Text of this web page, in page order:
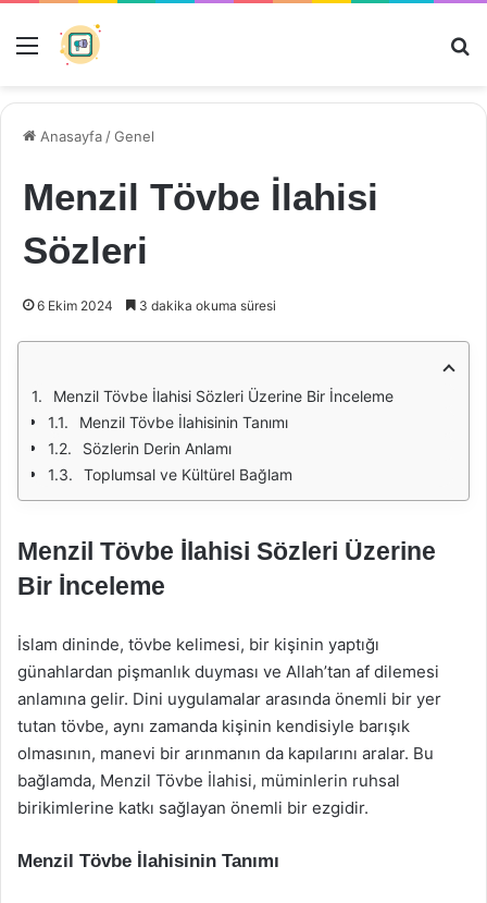
Menü
Anasayfa /Genel
Menzil Tövbe İlahisi
Sözleri
6 Ekim 2024 3 dakika okuma süresi
Menzil Tövbe İlahisi Sözleri Üzerine Bir İnceleme
Menzil Tövbe İlahisinin Tanımı
Sözlerin Derin Anlamı
Toplumsal ve Kültürel Bağlam
Menzil Tövbe İlahisi Sözleri Üzerine
Bir İnceleme
İslam dininde, tövbe kelimesi, bir kişinin yaptığı
günahlardan pişmanlık duyması ve Allah’tan af dilemesi
anlamına gelir. Dini uygulamalar arasında önemli bir yer
tutan tövbe, aynı zamanda kişinin kendisiyle barışık
olmasının, manevi bir arınmanın da kapılarını aralar. Bu
bağlamda, Menzil Tövbe İlahisi, müminlerin ruhsal
birikimlerine katkı sağlayan önemli bir ezgidir.
Menzil Tövbe İlahisinin Tanımı